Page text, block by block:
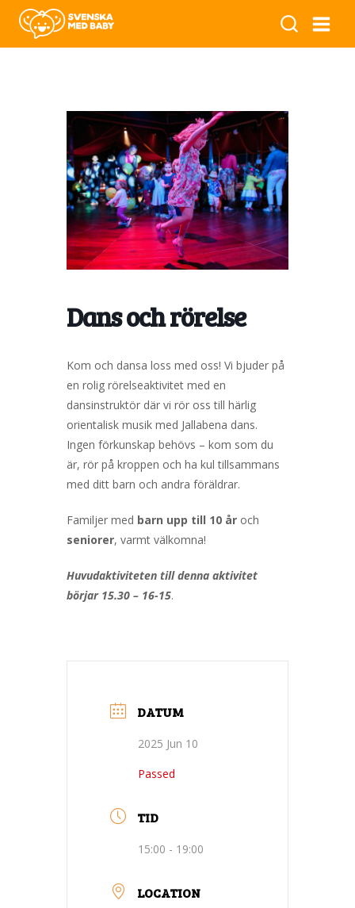
Dans och rörelse
Kom och dansa loss med oss! Vi bjuder på
en rolig rörelseaktivitet med en
dansinstruktör där vi rör oss till härlig
orientalisk musik med Jallabena dans.
Ingen förkunskap behövs – kom som du
är, rör på kroppen och ha kul tillsammans
med ditt barn och andra föräldrar.
Familjer med barn upp till 10 år och
seniorer, varmt välkomna!
Huvudaktiviteten till denna aktivitet
börjar 15.30 – 16-15.
DATUM
2025 Jun 10
Passed
TID
15:00 - 19:00
LOCATION